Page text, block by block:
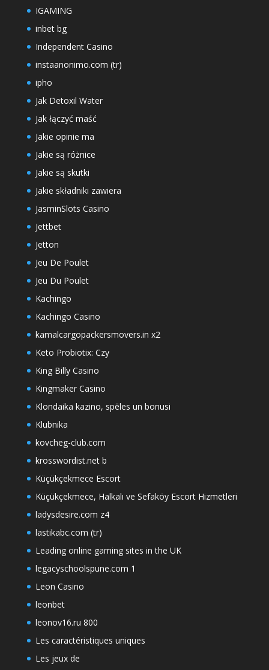
IGAMING
inbet bg
Independent Casino
instaanonimo.com (tr)
ipho
Jak Detoxil Water
Jak łączyć maść
Jakie opinie ma
Jakie są różnice
Jakie są skutki
Jakie składniki zawiera
JasminSlots Casino
Jettbet
Jetton
Jeu De Poulet
Jeu Du Poulet
Kachingo
Kachingo Casino
kamalcargopackersmovers.in x2
Keto Probiotix: Czy
King Billy Casino
Kingmaker Casino
Klondaika kazino, spēles un bonusi
Klubnika
kovcheg-club.com
krosswordist.net b
Küçükçekmece Escort
Küçükçekmece, Halkalı ve Sefaköy Escort Hizmetleri
ladysdesire.com z4
lastikabc.com (tr)
Leading online gaming sites in the UK
legacyschoolspune.com 1
Leon Casino
leonbet
leonov16.ru 800
Les caractéristiques uniques
Les jeux de